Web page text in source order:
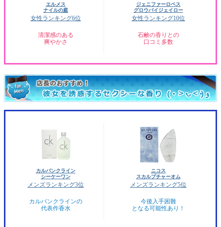
エルメス
ナイルの庭
女性ランキング6位
清潔感のある
爽やかさ
ジェニファーロペス
グロウバイジェイロー
女性ランキング10位
石鹸の香りとの
口コミ多数
カルバンクライン
シーケーワン
メンズランキング3位
カルバンクラインの
代表作香水
ニコス
スカルプチャーオム
メンズランキング5位
今後入手困難
となる可能性あり！